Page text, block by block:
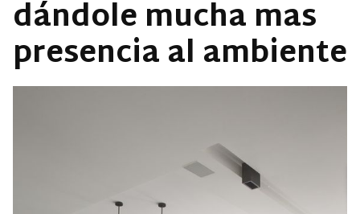
dándole mucha mas
presencia al ambiente